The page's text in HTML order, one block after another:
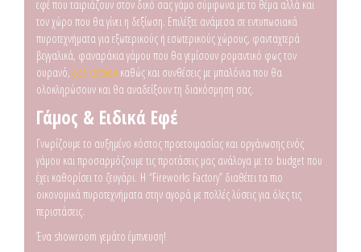
εφέ που ταιριάζουν στον δικό σας γάμο σύμφωνα με το θέμα αλλά και
τον χώρο που θα γίνει η δεξίωση. Επιλέξτε ανάμεσα σε εντυπωσιακά
πυροτεχνήματα για εξωτερικούς ή εσωτερικούς χώρους, φανταχτερά
βεγγαλικά, φαναράκια γάμου που θα γεμίσουν ρομαντικό φως τον
ουρανό, εφέ καπνού καθώς και συνθέσεις με μπαλόνια που θα
ολοκληρώσουν και θα αναδείξουν τη διακόσμηση σας.
Γάμος & Ειδικά Εφέ
Γνωρίζουμε το αυξημένο κόστος προετοιμασίας και οργάνωσης ενός
γάμου και προσαρμόζουμε τις προτάσεις μας ανάλογα με το budget που
έχει καθορίσει το ζευγάρι. H “Fireworks Factory” διαθέτει τα πιο
οικονομικά πυροτεχνήματα στην αγορά με πολλές λύσεις για όλες τις
περιστάσεις.
Ένα showroom γεμάτο έμπνευση!